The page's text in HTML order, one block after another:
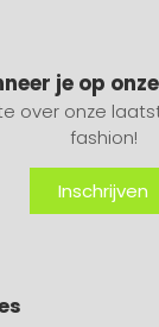
je op
over onze
fashion!
Inschrijven